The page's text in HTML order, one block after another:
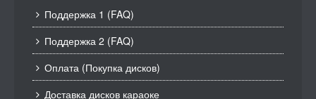
Поддержка 1 (FAQ)
Поддержка 2 (FAQ)
Оплата (Покупка дисков)
Доставка дисков караоке